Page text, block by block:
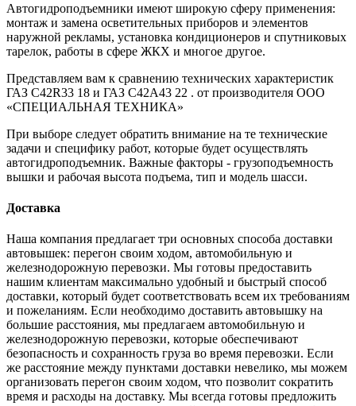
Автогидроподъемники имеют широкую сферу применения:
монтаж и замена осветительных приборов и элементов
наружной рекламы, установка кондиционеров и спутниковых
тарелок, работы в сфере ЖКХ и многое другое.
Представляем вам к сравнению технических характеристик
ГАЗ C42R33 18 и ГАЗ C42A43 22 . от производителя ООО
«СПЕЦИАЛЬНАЯ ТЕХНИКА»
При выборе следует обратить внимание на те технические
задачи и специфику работ, которые будет осуществлять
автогидроподъемник. Важные факторы - грузоподъемность
вышки и рабочая высота подъема, тип и модель шасси.
Доставка
Наша компания предлагает три основных способа доставки
автовышек: перегон своим ходом, автомобильную и
железнодорожную перевозки. Мы готовы предоставить
нашим клиентам максимально удобный и быстрый способ
доставки, который будет соответствовать всем их требованиям
и пожеланиям. Если необходимо доставить автовышку на
большие расстояния, мы предлагаем автомобильную и
железнодорожную перевозки, которые обеспечивают
безопасность и сохранность груза во время перевозки. Если
же расстояние между пунктами доставки невелико, мы можем
организовать перегон своим ходом, что позволит сократить
время и расходы на доставку. Мы всегда готовы предложить